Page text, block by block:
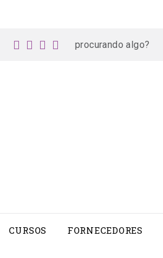
facebook
instagram
pinterest
youtube
algo?
CURSOS FORNECEDORES